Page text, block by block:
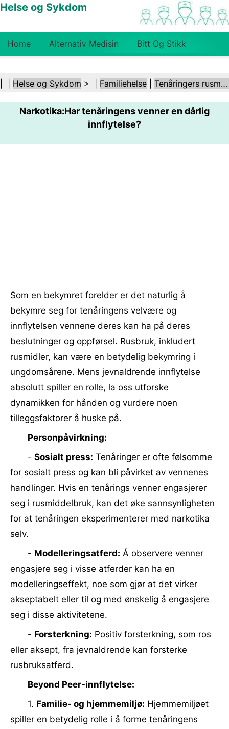
Helse og Sykdom
Home Alternativ Medisin Bitt Og Stikk
Kosthold Og Ernæring Familiehelse
Helsebransjen Psykisk Helse Folkehelse Og
Helse og Sykdom > | Familiehelse Tenåringers rusmisbruk
Narkotika:Har tenåringens venner en dårlig
innflytelse?
Som en bekymret forelder er det naturlig å
bekymre seg for tenåringens velvære og
innflytelsen vennene deres kan ha på deres
beslutninger og oppførsel. Rusbruk, inkludert
rusmidler, kan være en betydelig bekymring i
ungdomsårene. Mens jevnaldrende innflytelse
absolutt spiller en rolle, la oss utforske
dynamikken for hånden og vurdere noen
tilleggsfaktorer å huske på.
Personpåvirkning:
- Sosialt press: Tenåringer er ofte følsomme
for sosialt press og kan bli påvirket av vennenes
handlinger. Hvis en tenårings venner engasjerer
seg i rusmiddelbruk, kan det øke sannsynligheten
for at tenåringen eksperimenterer med narkotika
selv.
- Modelleringsatferd: Å observere venner
engasjere seg i visse atferder kan ha en
modelleringseffekt, noe som gjør at det virker
akseptabelt eller til og med ønskelig å engasjere
seg i disse aktivitetene.
- Forsterkning: Positiv forsterkning, som ros
eller aksept, fra jevnaldrende kan forsterke
rusbruksatferd.
Beyond Peer-innflytelse:
1. Familie- og hjemmemiljø: Hjemmemiljøet
spiller en betydelig rolle i å forme tenåringens